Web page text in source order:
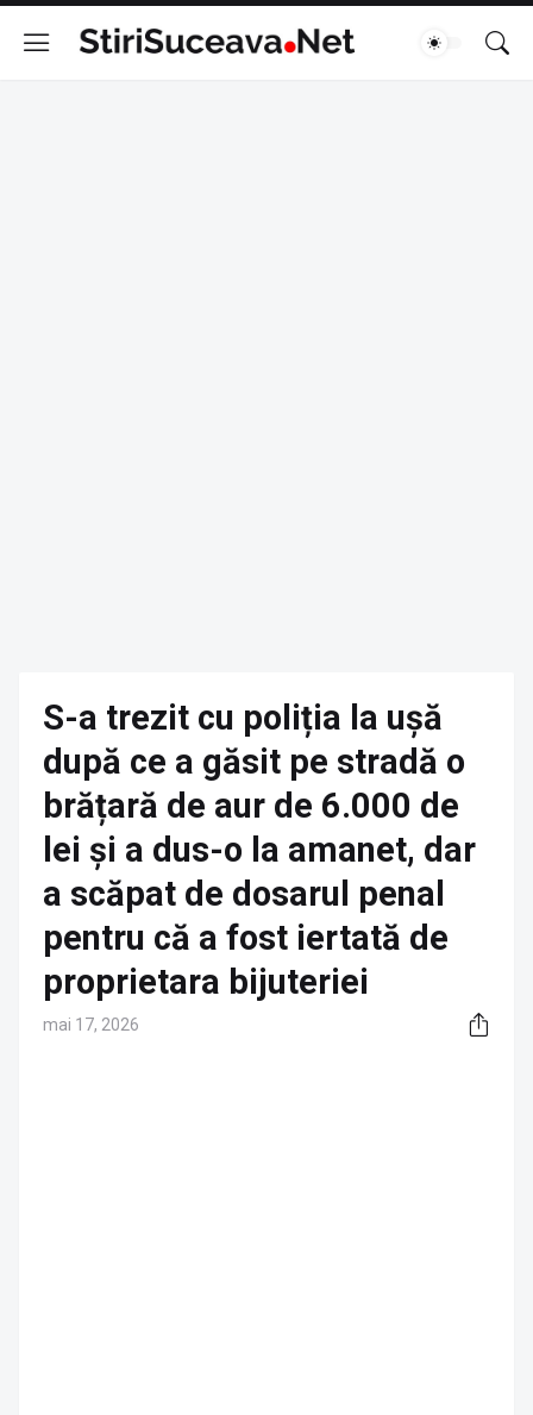
S-a trezit cu poliția la ușă
după ce a găsit pe stradă o
brățară de aur de 6.000 de
lei și a dus-o la amanet, dar
a scăpat de dosarul penal
pentru că a fost iertată de
proprietara bijuteriei
mai 17, 2026